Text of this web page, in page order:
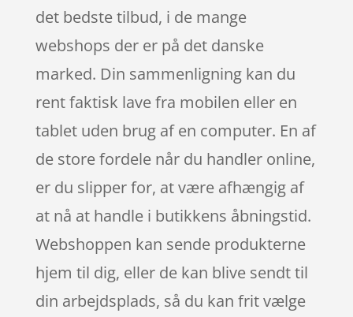
det bedste tilbud, i de mange
webshops der er på det danske
marked. Din sammenligning kan du
rent faktisk lave fra mobilen eller en
tablet uden brug af en computer. En af
de store fordele når du handler online,
er du slipper for, at være afhængig af
at nå at handle i butikkens åbningstid.
Webshoppen kan sende produkterne
hjem til dig, eller de kan blive sendt til
din arbejdsplads, så du kan frit vælge